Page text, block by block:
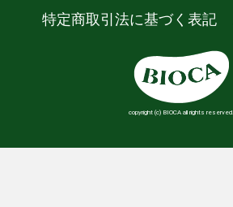
特定商取引法に基づく表記
copyright (c) BIOCA all rights reserved.